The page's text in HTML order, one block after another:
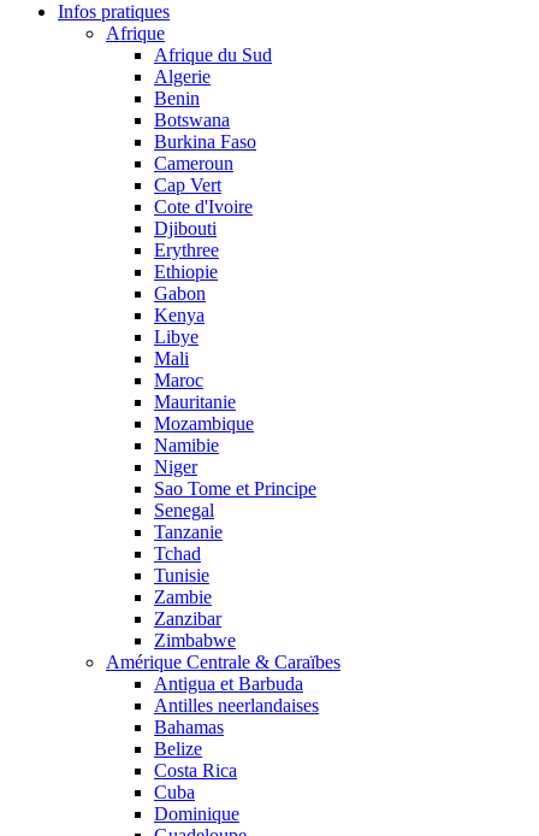
Infos pratiques
Afrique
Afrique du Sud
Algerie
Benin
Botswana
Burkina Faso
Cameroun
Cap Vert
Cote d'Ivoire
Djibouti
Erythree
Ethiopie
Gabon
Kenya
Libye
Mali
Maroc
Mauritanie
Mozambique
Namibie
Niger
Sao Tome et Principe
Senegal
Tanzanie
Tchad
Tunisie
Zambie
Zanzibar
Zimbabwe
Amérique Centrale & Caraïbes
Antigua et Barbuda
Antilles neerlandaises
Bahamas
Belize
Costa Rica
Cuba
Dominique